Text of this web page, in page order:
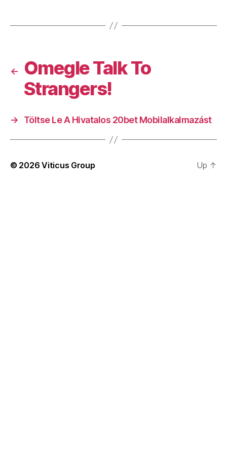
←
Omegle Talk To
Strangers!
→ Töltse Le A Hivatalos 20bet Mobilalkalmazást
© 2026Viticus Group Up ↑